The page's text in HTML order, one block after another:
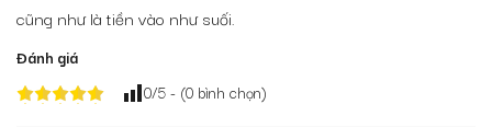
cũng như là tiền vào như suối.
Đánh giá
0/5 - (0 bình chọn)